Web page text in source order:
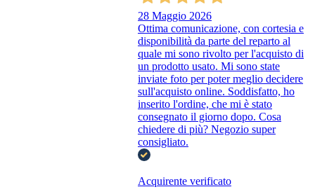
28 Maggio 2026
Ottima comunicazione, con cortesia e
disponibilità da parte del reparto al
quale mi sono rivolto per l'acquisto di
un prodotto usato. Mi sono state
inviate foto per poter meglio decidere
sull'acquisto online. Soddisfatto, ho
inserito l'ordine, che mi è stato
consegnato il giorno dopo. Cosa
chiedere di più? Negozio super
consigliato.
Acquirente verificato